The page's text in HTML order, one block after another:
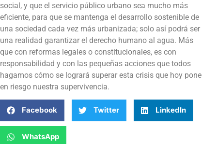
social, y que el servicio público urbano sea mucho más
eficiente, para que se mantenga el desarrollo sostenible de
una sociedad cada vez más urbanizada; solo así podrá ser
una realidad garantizar el derecho humano al agua. Más
que con reformas legales o constitucionales, es con
responsabilidad y con las pequeñas acciones que todos
hagamos cómo se logrará superar esta crisis que hoy pone
en riesgo nuestra supervivencia.
Facebook Twitter LinkedIn
WhatsApp